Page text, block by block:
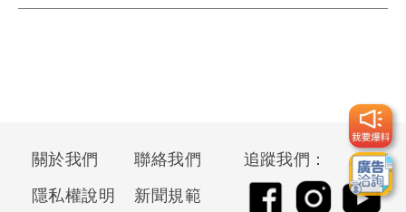
關於我們
聯絡我們
隱私權說明
新聞規範
追蹤我們：